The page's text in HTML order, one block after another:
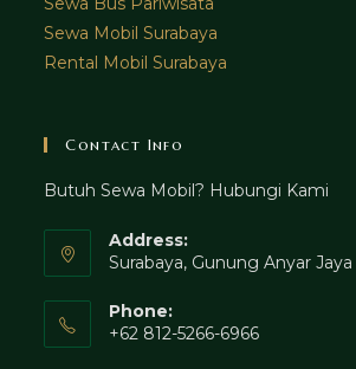
Sewa Mobil Surabaya
Rental Mobil Surabaya
Contact Info
Butuh Sewa Mobil? Hubungi Kami
Address:
Surabaya, Gunung Anyar Jaya
Phone:
+62 812-5266-6966